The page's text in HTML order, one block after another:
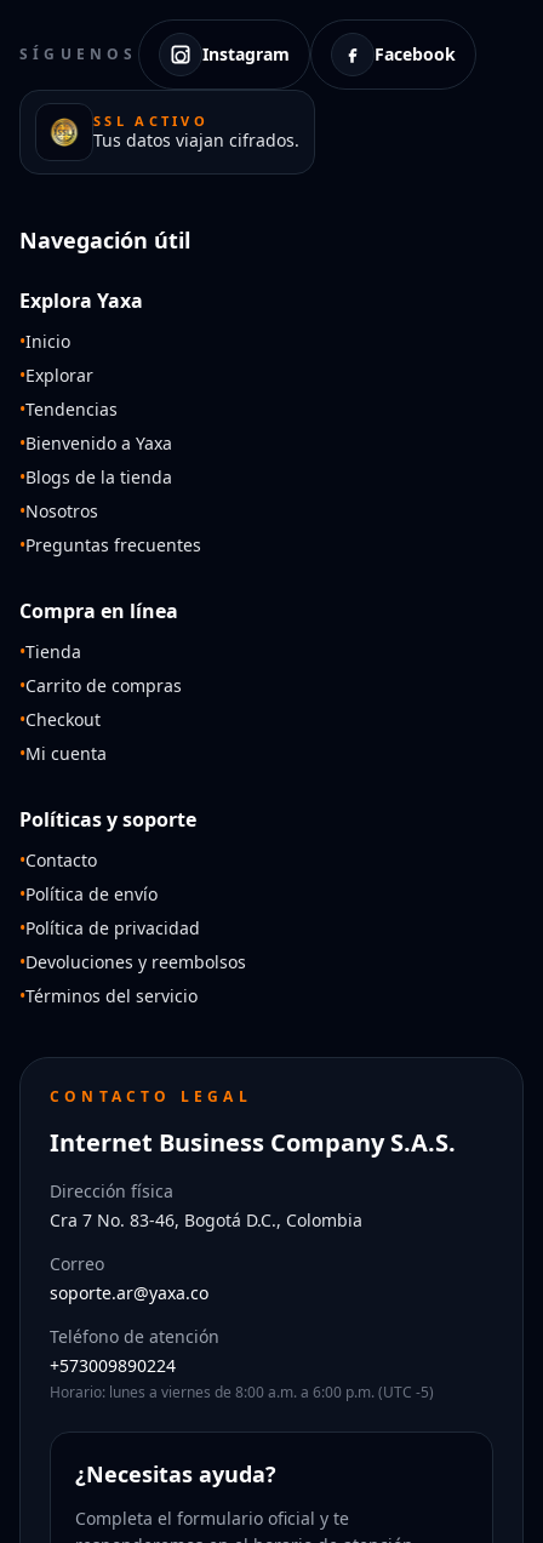
SÍGUENOS Instagram Facebook
SSL ACTIVO
Tus datos viajan cifrados.
Navegación útil
Explora Yaxa
•Inicio
•Explorar
•Tendencias
•Bienvenido a Yaxa
•Blogs de la tienda
•Nosotros
•Preguntas frecuentes
Compra en línea
•Tienda
•Carrito de compras
•Checkout
•Mi cuenta
Políticas y soporte
•Contacto
•Política de envío
•Política de privacidad
•Devoluciones y reembolsos
•Términos del servicio
CONTACTO LEGAL
Internet Business Company S.A.S.
Dirección física
Cra 7 No. 83-46, Bogotá D.C., Colombia
Correo
soporte.ar@yaxa.co
Teléfono de atención
+573009890224
Horario: lunes a viernes de 8:00 a.m. a 6:00 p.m. (UTC -5)
¿Necesitas ayuda?
Completa el formulario oficial y te